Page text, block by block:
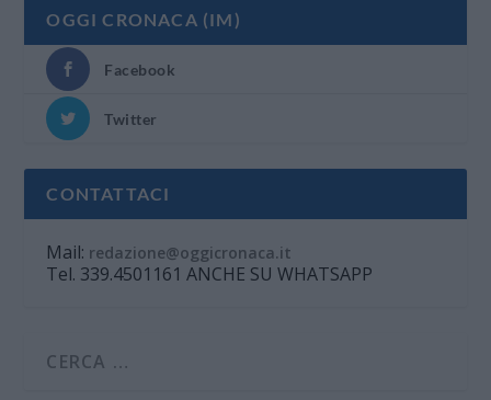
OGGI CRONACA (IM)
Facebook
Twitter
CONTATTACI
Mail: redazione@oggicronaca.it
Tel. 339.4501161 ANCHE SU WHATSAPP